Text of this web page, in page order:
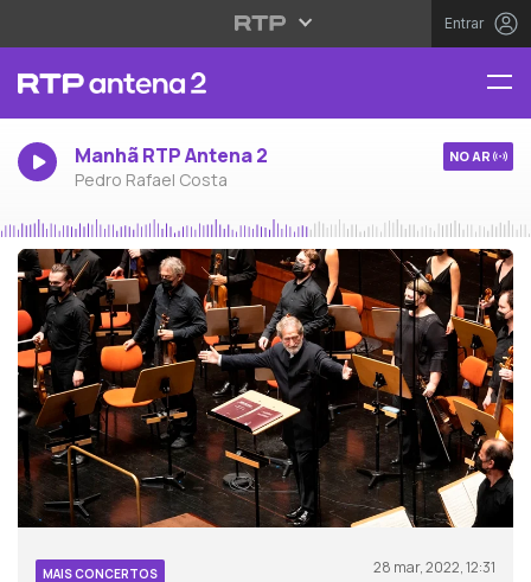
Entrar
Manhã RTP Antena 2
Pedro Rafael Costa
NO AR
MAIS CONCERTOS 28 mar, 2022, 12:31